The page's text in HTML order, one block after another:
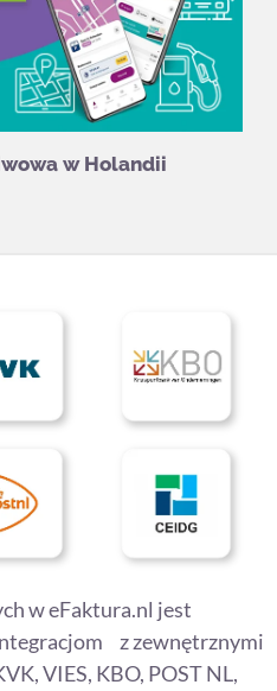
w Holandii
w eFaktura.nl jest
z zewnętrznymi
VIES, KBO, POST NL,